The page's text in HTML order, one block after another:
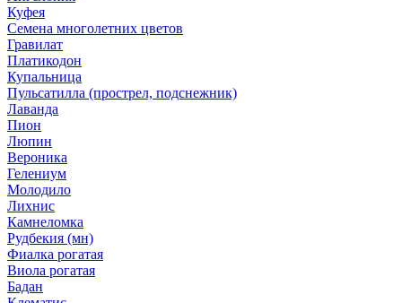
Куфея
Семена многолетних цветов
Гравилат
Платикодон
Купальница
Пульсатилла (прострел, подснежник)
Лаванда
Пион
Люпин
Вероника
Гелениум
Молодило
Лихнис
Камнеломка
Рудбекия (мн)
Фиалка рогатая
Виола рогатая
Бадан